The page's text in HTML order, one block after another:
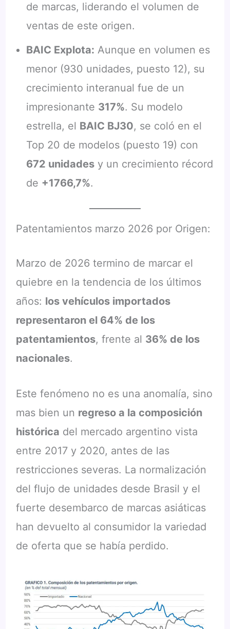
de marcas, liderando el volumen de
ventas de este origen.
BAIC Explota: Aunque en volumen es
menor (930 unidades, puesto 12), su
crecimiento interanual fue de un
impresionante 317%. Su modelo
estrella, el BAIC BJ30, se coló en el
Top 20 de modelos (puesto 19) con
672 unidadesy un crecimiento récord
de +1766,7%.
Patentamientos marzo 2026 por Origen:
Marzo de 2026 termino de marcar el
quiebre en la tendencia de los últimos
años: los vehículos importados
representaron el 64% de los
patentamientos, frente al 36% de los
nacionales.
Este fenómeno no es una anomalía, sino
mas bien un regreso a la composición
histórica del mercado argentino vista
entre 2017 y 2020, antes de las
restricciones severas. La normalización
del flujo de unidades desde Brasil y el
fuerte desembarco de marcas asiáticas
han devuelto al consumidor la variedad
de oferta que se había perdido.